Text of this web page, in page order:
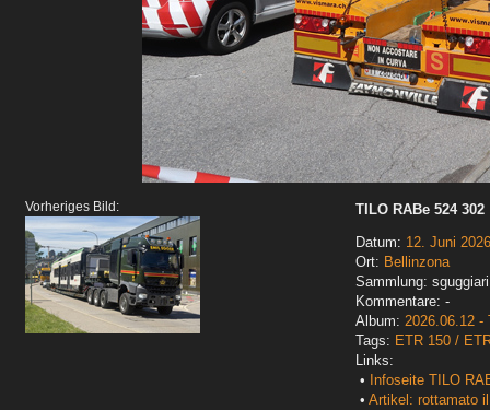
Vorheriges Bild:
TILO RABe 524 302
Datum: 12. Juni 2026
Ort: Bellinzona
Sammlung:
Kommentare: -
Album: 2026.06.12 -
Tags: ETR 150 /
Links:
•
Infoseite TILO
• Artikel: rottamato